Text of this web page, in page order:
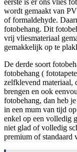
wordt gemaakt van
of formaldehyde.
fotobehang. Dit
vrij vliesmateriaal
gemakkelijk op te
De derde soort
fotobehang (
zelfklevend materiaal,
brengen en ook
fotobehang, dan heb
in een mum van tijd
enkel op een volledig
niet glad of volledig
premium of standaard